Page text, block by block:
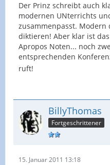
Der Prinz schreibt auch
modernen UNterrichts
zusammenpasst. Modern
diktieren! Aber klar ist
Apropos Noten... noch
entsprechenden
ruft!
BillyThomas
Fortgeschrittener
15. Januar 2011 13:18